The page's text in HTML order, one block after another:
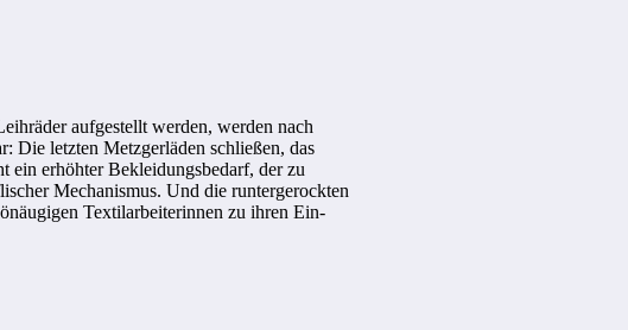
aufgestellt werden, werden nach
Die letzten Metzgerläden schließen, das
erhöhter Bekleidungsbedarf, der zu
Mechanismus. Und die runtergerockten
Textilarbeiterinnen zu ihren Ein-